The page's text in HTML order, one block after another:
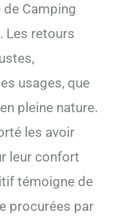
vous fait
de Camping
Les retours
usages, que
pleine nature.
les avoir
leur confort
témoigne de
procurées par